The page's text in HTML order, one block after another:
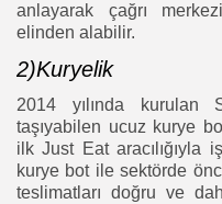
anlayarak çağrı
elinden alabilir.
2)Kuryelik
2014 yılında kurulan
taşıyabilen ucuz kurye
ilk Just Eat aracılığıyla
kurye bot ile sektörde
teslimatları doğru ve